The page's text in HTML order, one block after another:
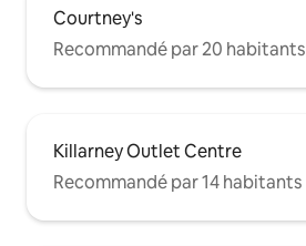
Courtney's
Recommandé par 20 habitants
Killarney Outlet Centre
Recommandé par 14 habitants